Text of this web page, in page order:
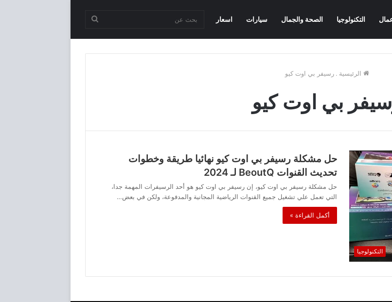
التكنولوجيا الصحة والجمال سيارات اسعار
الرئيسية . رسيفر بي اوت كيو
بي اوت كيو
التكنولوجيا
حل مشكلة رسيفر بي اوت كيو نهائيا طريقة وخطوات
تحديث القنوات BeoutQ لـ 2024
حل مشكلة رسيفر بي اوت كيو، إن رسيفر بي اوت كيو هو أحد الرسيفرات المهمة جدا،
التي تعمل علي تشغيل جميع القنوات الرياضية المجانية والمدفوعة، ولكن في بعض…
أكمل القراءة »